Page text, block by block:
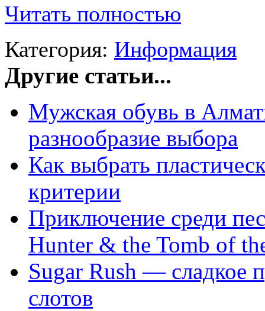
Читать полностью
Категория: Информация
Другие статьи...
Мужская обувь в
разнообразие выбора
Как выбрать
критерии
Приключение среди
Hunter & the Tomb of
Sugar Rush — сладкое
слотов